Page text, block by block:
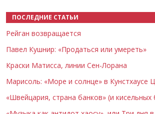
ПОСЛЕДНИЕ СТАТЬИ
Рейган возвращается
Павел Кушнир: «Продаться или умереть»
Краски Матисса, линии Сен-Лорана
Марисоль: «Море и солнце» в Кунстхаусе
«Швейцария, страна банков» (и кисельных